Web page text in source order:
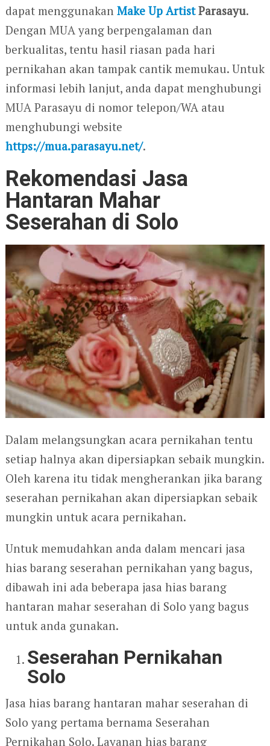
dapat menggunakan Make Up ArtistParasayu.
Dengan MUA yang berpengalaman dan
berkualitas, tentu hasil riasan pada hari
pernikahan akan tampak cantik memukau. Untuk
informasi lebih lanjut, anda dapat menghubungi
MUA Parasayu di nomor telepon/WA atau
menghubungi website
https://mua.parasayu.net/.
Rekomendasi Jasa
Hantaran Mahar
Seserahan di Solo
Dalam melangsungkan acara pernikahan tentu
setiap halnya akan dipersiapkan sebaik mungkin.
Oleh karena itu tidak mengherankan jika barang
seserahan pernikahan akan dipersiapkan sebaik
mungkin untuk acara pernikahan.
Untuk memudahkan anda dalam mencari jasa
hias barang seserahan pernikahan yang bagus,
dibawah ini ada beberapa jasa hias barang
hantaran mahar seserahan di Solo yang bagus
untuk anda gunakan.
Seserahan Pernikahan
Solo
Jasa hias barang hantaran mahar seserahan di
Solo yang pertama bernama Seserahan
Pernikahan Solo. Layanan hias barang